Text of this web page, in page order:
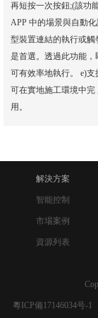
再短按一次按鈕;(該功
APP 中的場景與自動
型裝置連結的執行或
是首選。透過此功能
可有效率地執行。 e)
可在實地施工環境中
用。
解決方案
智能控制
市場案例
資源列表
粵ICP備17146034号-1